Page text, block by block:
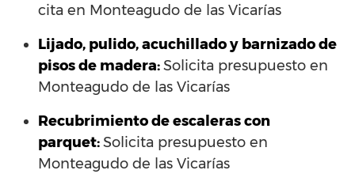
cita en Monteagudo de las Vicarías
Lijado, pulido, acuchillado y barnizado de
pisos de madera:Solicita presupuesto en
Monteagudo de las Vicarías
Recubrimiento de escaleras con
parquet:Solicita presupuesto en
Monteagudo de las Vicarías